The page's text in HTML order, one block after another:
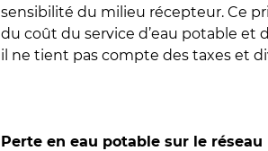
sensibilité du milieu récepteur. Ce
du coût du service d’eau potable et
il ne tient pas compte des taxes et
Perte en eau potable sur le réseau